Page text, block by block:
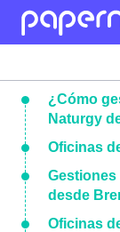
¿Cómo
Naturgy
Oficinas
Gestiones
desde
Oficinas